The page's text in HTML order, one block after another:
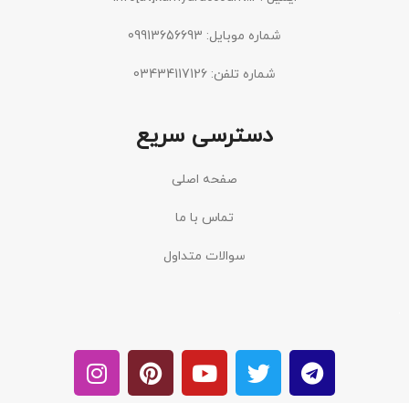
شماره موبایل: 09913656693
شماره تلفن: 03434117126
دسترسی سریع
صفحه اصلی
تماس با ما
سوالات متداول